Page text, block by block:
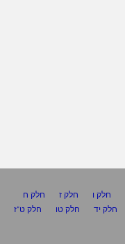
חלק ו חלק ז
חלק ח
חלק יד חלק טו
חלק ט"ז